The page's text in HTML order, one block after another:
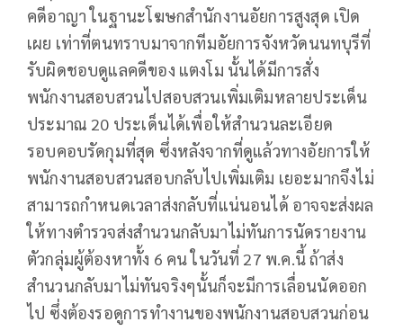
คดีอาญา ในฐานะโฆษกสำนักงานอัยการสูงสุด เปิด
เผย เท่าที่ตนทราบมาจากทีมอัยการจังหวัดนนทบุรีที่
รับผิดชอบดูแลคดีของ แตงโม นั้นได้มีการสั่ง
พนักงานสอบสวนไปสอบสวนเพิ่มเติมหลายประเด็น
ประมาณ 20 ประเด็นได้เพื่อให้สำนวนละเอียด
รอบคอบรัดกุมที่สุด ซึ่งหลังจากที่ดูแล้วทางอัยการให้
พนักงานสอบสวนสอบกลับไปเพิ่มเติม เยอะมากจึงไม่
สามารถกำหนดเวลาส่งกลับที่แน่นอนได้ อาจจะส่งผล
ให้ทางตำรวจส่งสำนวนกลับมาไม่ทันการนัดรายงาน
ตัวกลุ่มผู้ต้องหาทั้ง 6 คน ในวันที่ 27 พ.ค.นี้ ถ้าส่ง
สำนวนกลับมาไม่ทันจริงๆนั้นก็จะมีการเลื่อนนัดออก
ไป ซึ่งต้องรอดูการทำงานของพนักงานสอบสวนก่อน